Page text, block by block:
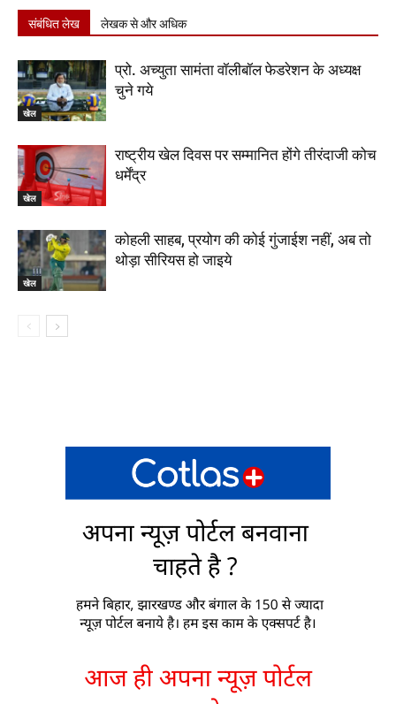
संबंधित लेख लेखक से और अधिक
खेल
प्रो. अच्युता सामंता वॉलीबॉल फेडरेशन के अध्यक्ष
चुने गये
खेल
राष्ट्रीय खेल दिवस पर सम्मानित होंगे तीरंदाजी कोच
धर्मेंद्र
खेल
कोहली साहब, प्रयोग की कोई गुंजाईश नहीं, अब तो
थोड़ा सीरियस हो जाइये